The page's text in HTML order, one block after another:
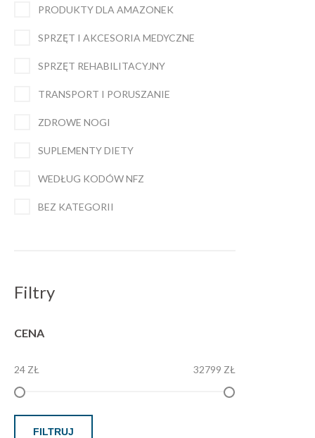
PRODUKTY DLA AMAZONEK
SPRZĘT I AKCESORIA MEDYCZNE
SPRZĘT REHABILITACYJNY
TRANSPORT I PORUSZANIE
ZDROWE NOGI
SUPLEMENTY DIETY
WEDŁUG KODÓW NFZ
BEZ KATEGORII
Filtry
CENA
24 ZŁ 32799 ZŁ
FILTRUJ